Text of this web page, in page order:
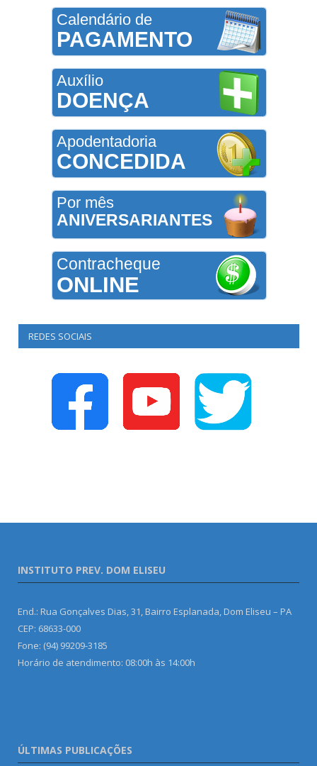
Calendário de
PAGAMENTO
Auxílio
DOENÇA
Apodentadoria
CONCEDIDA
Por mês
ANIVERSARIANTES
Contracheque
ONLINE
REDES SOCIAIS
INSTITUTO PREV. DOM ELISEU
End.: Rua Gonçalves Dias, 31, Bairro Esplanada, Dom Eliseu – PA
CEP: 68633-000
Fone: (94) 99209-3185
Horário de atendimento: 08:00h às 14:00h
ÚLTIMAS PUBLICAÇÕES